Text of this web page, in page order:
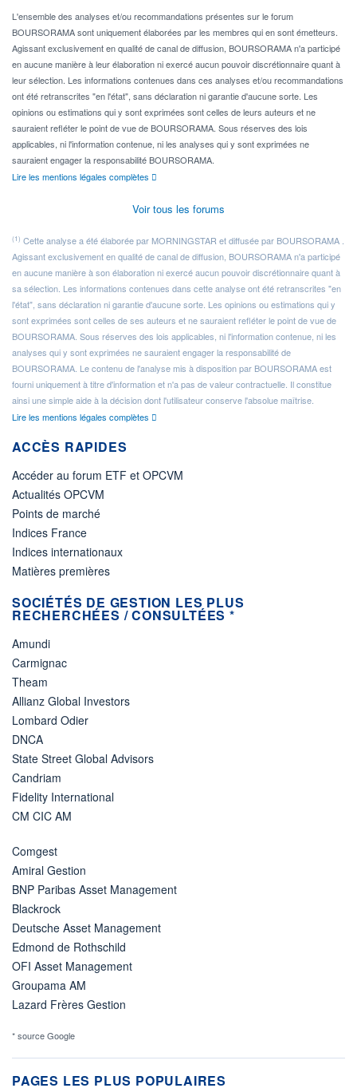
Pour l' ...
L'ensemble des analyses et/ou recommandations présentes sur le forum
BOURSORAMA sont uniquement élaborées par les membres qui en sont émetteurs.
Agissant exclusivement en qualité de canal de diffusion, BOURSORAMA n'a participé
en aucune manière à leur élaboration ni exercé aucun pouvoir discrétionnaire quant à
leur sélection. Les informations contenues dans ces analyses et/ou recommandations
ont été retranscrites "en l'état", sans déclaration ni garantie d'aucune sorte. Les
opinions ou estimations qui y sont exprimées sont celles de leurs auteurs et ne
sauraient refléter le point de vue de BOURSORAMA. Sous réserves des lois
applicables, ni l'information contenue, ni les analyses qui y sont exprimées ne
sauraient engager la responsabilité BOURSORAMA.
Lire les mentions légales complètes
Voir tous les forums
(1) Cette analyse a été élaborée par MORNINGSTAR et diffusée par BOURSORAMA .
Agissant exclusivement en qualité de canal de diffusion, BOURSORAMA n'a participé
en aucune manière à son élaboration ni exercé aucun pouvoir discrétionnaire quant à
sa sélection. Les informations contenues dans cette analyse ont été retranscrites "en
l'état", sans déclaration ni garantie d'aucune sorte. Les opinions ou estimations qui y
sont exprimées sont celles de ses auteurs et ne sauraient refléter le point de vue de
BOURSORAMA. Sous réserves des lois applicables, ni l'information contenue, ni les
analyses qui y sont exprimées ne sauraient engager la responsabilité de
BOURSORAMA. Le contenu de l'analyse mis à disposition par BOURSORAMA est
fourni uniquement à titre d'information et n'a pas de valeur contractuelle. Il constitue
ainsi une simple aide à la décision dont l'utilisateur conserve l'absolue maîtrise.
Lire les mentions légales complètes
ACCÈS RAPIDES
Accéder au forum ETF et OPCVM
Actualités OPCVM
Points de marché
Indices France
Indices internationaux
Matières premières
SOCIÉTÉS DE GESTION LES PLUS
RECHERCHÉES / CONSULTÉES *
Amundi
Carmignac
Theam
Allianz Global Investors
Lombard Odier
DNCA
State Street Global Advisors
Candriam
Fidelity International
CM CIC AM
Comgest
Amiral Gestion
BNP Paribas Asset Management
Blackrock
Deutsche Asset Management
Edmond de Rothschild
OFI Asset Management
Groupama AM
Lazard Frères Gestion
* source Google
PAGES LES PLUS POPULAIRES